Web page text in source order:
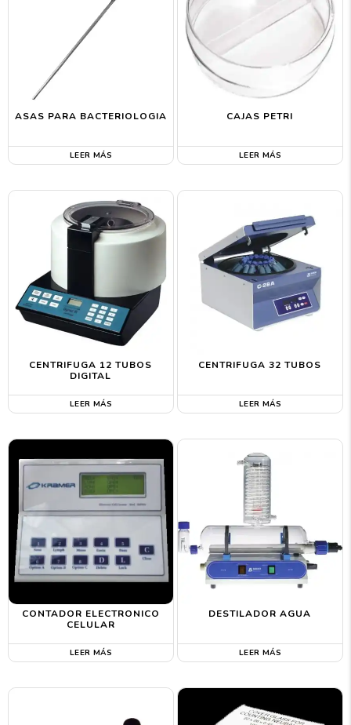
ASAS PARA BACTERIOLOGIA
LEER MÁS
CAJAS PETRI
LEER MÁS
CENTRIFUGA 12 TUBOS
DIGITAL
LEER MÁS
CENTRIFUGA 32 TUBOS
LEER MÁS
CONTADOR ELECTRONICO
CELULAR
LEER MÁS
DESTILADOR AGUA
LEER MÁS